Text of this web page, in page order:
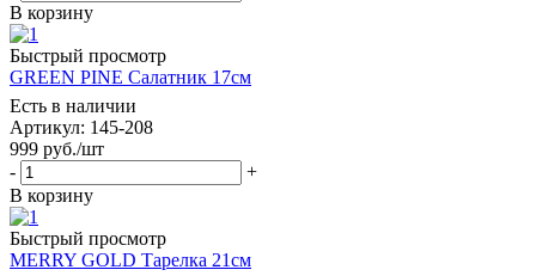
В корзину
Быстрый просмотр
GREEN PINE Салатник 17см
Есть в наличии
Артикул: 145-208
999 руб./шт
-
+
В корзину
Быстрый просмотр
MERRY GOLD Тарелка 21см